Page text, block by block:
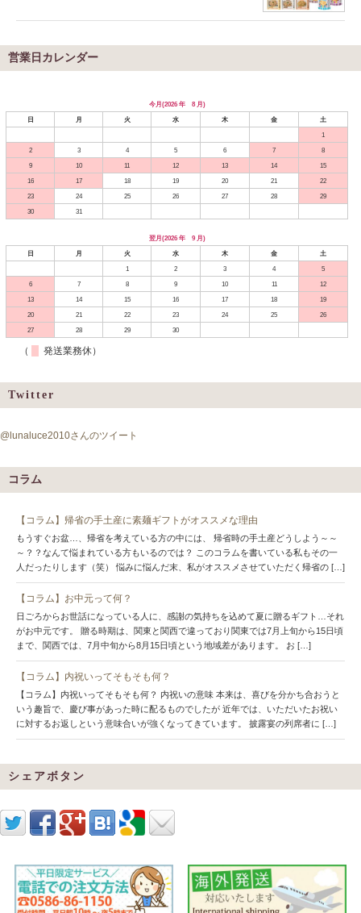
営業日カレンダー
今月(2026 年 8 月)
日
月 火 水 木 金
土
1
2
3 4 5 6 7
8
9
10 11 12 13 14
15
16
17 18 19 20 21
22
23
24 25 26 27 28
29
30
31
翌月(2026 年 9 月)
日
月 火 水 木 金
土
1
2 3 4
5
6
7 8 9 10 11
12
13
14 15 16 17 18
19
20
21 22 23 24 25
26
27
28 29 30
（ 発送業務休）
Twitter
@lunaluce2010さんのツイート
コラム
【コラム】帰省の手土産に素麺ギフトがオススメな理由
もうすぐお盆…、帰省を考えている方の中には、 帰省時の手土産どうしよう～～
～？？なんて悩まれている方もいるのでは？ このコラムを書いている私もその一
人だったりします（笑） 悩みに悩んだ末、私がオススメさせていただく帰省の […]
【コラム】お中元って何？
日ごろからお世話になっている人に、感謝の気持ちを込めて夏に贈るギフト…それ
がお中元です。 贈る時期は、関東と関西で違っており関東では7月上旬から15日頃
まで、関西では、7月中旬から8月15日頃という地域差があります。 お […]
【コラム】内祝いってそもそも何？
【コラム】内祝いってそもそも何？ 内祝いの意味 本来は、喜びを分かち合おうと
いう趣旨で、慶び事があった時に配るものでしたが 近年では、いただいたお祝い
に対するお返しという意味合いが強くなってきています。 披露宴の列席者に […]
シェアボタン